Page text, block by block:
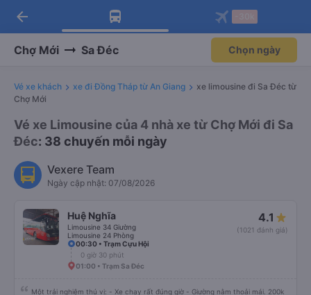
Tải app Vexere ngay!
Nhận ưu đãi thành viên độc
Mở app
Tải app Vexere
-30k/ghế khi đặt vé máy bay qua
Mở app
arrow_back
Chợ Mới Sa Đéc Chọn ngày
Vé xe khách xe đi Đồng Tháp từ An Giang
xe limousine đi Sa Đéc từ
Chợ Mới
Vé xe Limousine của 4 nhà xe từ Chợ Mới đi Sa
Đéc: 38 chuyến mỗi ngày
Vexere Team
Ngày cập nhật: 07/08/2026
Huệ Nghĩa
Limousine 34 Giường
Limousine 24 Phòng
4.1
(1021 đánh giá)
00:30 • Trạm Cựu Hội
0 giờ 30 phút
01:00 • Trạm Sa Đéc
Một trải nghiệm thú vị: - Xe chạy rất đúng giờ - Giường nằm thoải mái. 200k